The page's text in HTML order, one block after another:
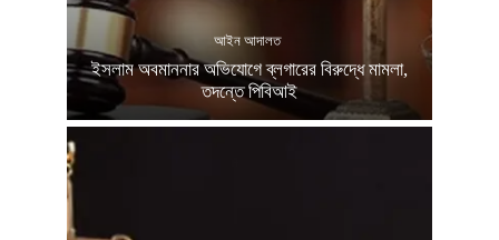
আইন আদালত
ইসলাম অবমাননার অভিযোগে ব্লগারের বিরুদ্ধে মামলা,
তদন্তে পিবিআই